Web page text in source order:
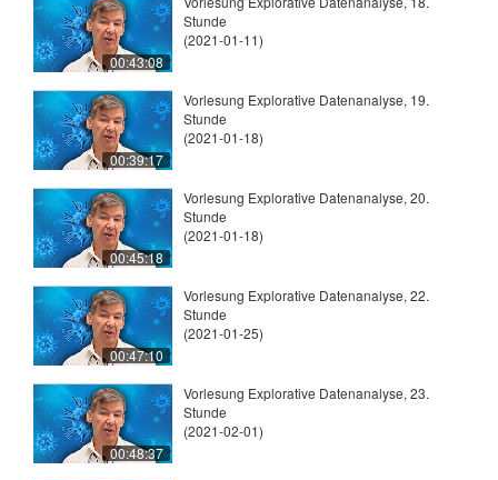
00:43:08
Stunde
(2021-01-11)
00:39:17
Vorlesung Explorative Datenanalyse, 19.
Stunde
(2021-01-18)
00:45:18
Vorlesung Explorative Datenanalyse, 20.
Stunde
(2021-01-18)
00:47:10
Vorlesung Explorative Datenanalyse, 22.
Stunde
(2021-01-25)
00:48:37
Vorlesung Explorative Datenanalyse, 23.
Stunde
(2021-02-01)